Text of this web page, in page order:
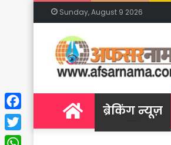
Sunday, August 9 2026
Homeब्रेकिंग न्यूज़
Facebook
Twitter